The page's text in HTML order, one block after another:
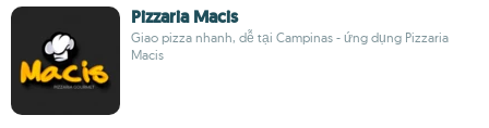
Pizzaria Macis
Giao pizza nhanh, dễ tại Campinas - ứng dụng Pizzaria
Macis